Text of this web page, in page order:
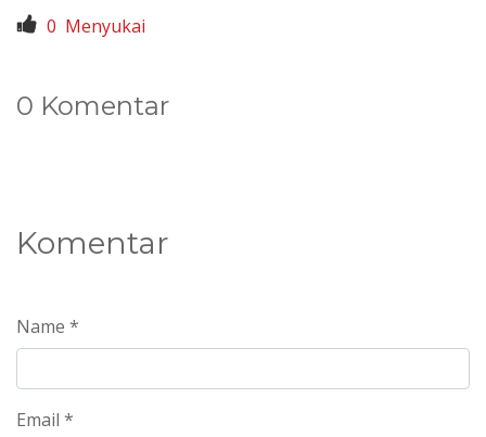
0 Menyukai
0 Komentar
Komentar
Name *
Email *